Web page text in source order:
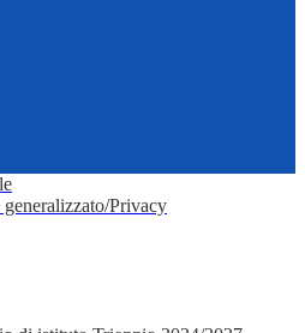
Privacy